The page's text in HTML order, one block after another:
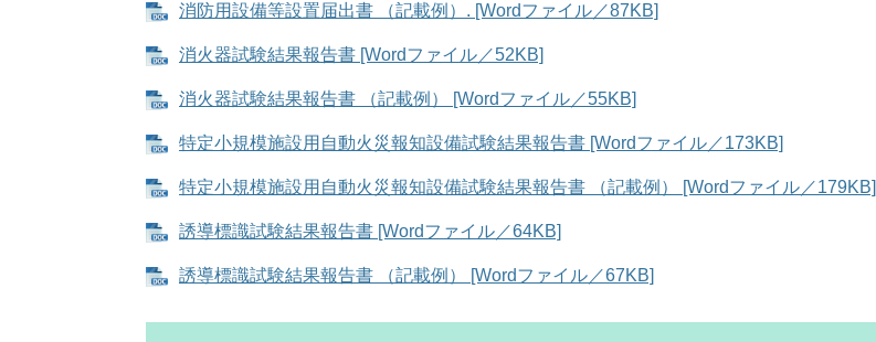
消防用設備等設置届出書 （記載例）. [Wordファイル／87KB]
消火器試験結果報告書 [Wordファイル／52KB]
消火器試験結果報告書 （記載例） [Wordファイル／55KB]
特定小規模施設用自動火災報知設備試験結果報告書 [Wordファイル／173KB]
特定小規模施設用自動火災報知設備試験結果報告書 （記載例） [Wordファイル／179KB]
誘導標識試験結果報告書 [Wordファイル／64KB]
誘導標識試験結果報告書 （記載例） [Wordファイル／67KB]